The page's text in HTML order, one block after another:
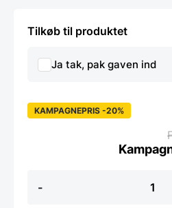
Tilkøb til produktet
Ja tak, pak gaven ind
-
kniv
KAMPAGNEPRIS -20%